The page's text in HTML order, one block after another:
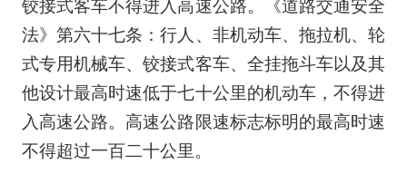
铰接式客车不得进入高速公路。《道路交通安全
法》第六十七条：行人、非机动车、拖拉机、轮
式专用机械车、铰接式客车、全挂拖斗车以及其
他设计最高时速低于七十公里的机动车，不得进
入高速公路。高速公路限速标志标明的最高时速
不得超过一百二十公里。